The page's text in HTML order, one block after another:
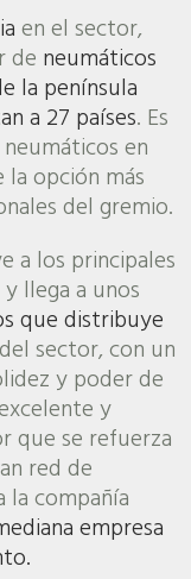
en el sector,
de neumáticos
la península
a 27 países. Es
en
opción más
del gremio.
a los principales
llega a unos
que distribuye
del sector, con un
y poder de
y
que se refuerza
red de
la compañía
empresa